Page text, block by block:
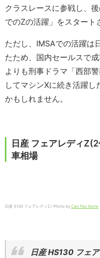
クラスレースに参戦し、
でのZの活躍」をスタート
ただし、IMSAでの活躍は
たため、国内セールスで
よりも刑事ドラマ「西部
してマシンXに続き活躍
かもしれません。
日産 フェアレディ
車相場
日産 S130 フェアレディZ / Photo by Can Pac Swire
日産 HS130 フェ